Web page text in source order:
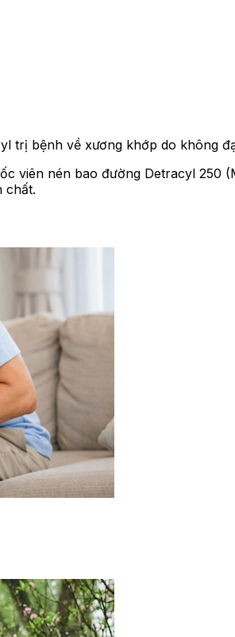
trị bệnh về xương khớp do không
viên nén bao đường Detracyl 250
chất.